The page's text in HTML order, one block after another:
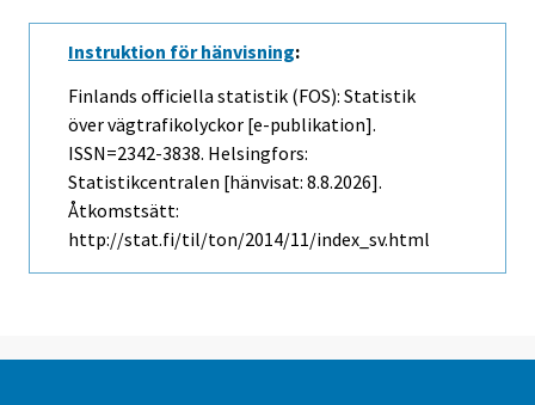
Instruktion för hänvisning:
Finlands officiella statistik (FOS): Statistik
över vägtrafikolyckor [e-publikation].
ISSN=2342-3838. Helsingfors:
Statistikcentralen [hänvisat: 8.8.2026].
Åtkomstsätt:
http://stat.fi/til/ton/2014/11/index_sv.html